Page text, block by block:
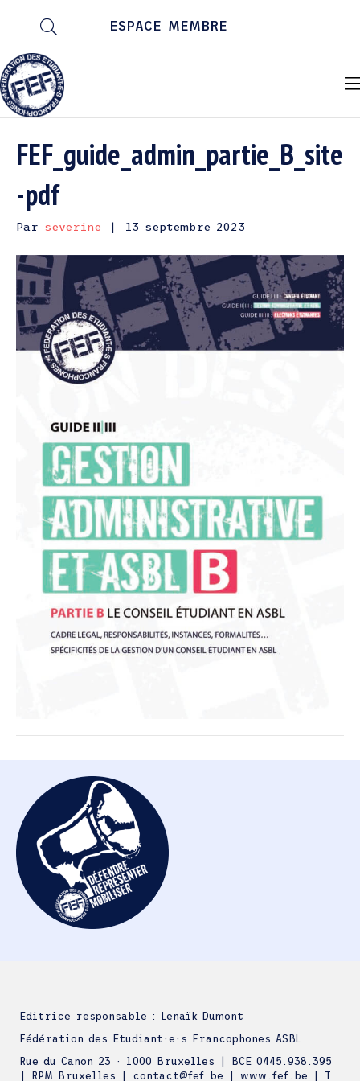
ESPACE MEMBRE
FEF_guide_admin_partie_B_site
-pdf
Par severine | 13 septembre 2023
Editrice responsable : Lenaïk Dumont
Fédération des Etudiant·e·s Francophones ASBL
Rue du Canon 23 · 1000 Bruxelles | BCE 0445.938.395
| RPM Bruxelles | contact@fef.be | www.fef.be | T